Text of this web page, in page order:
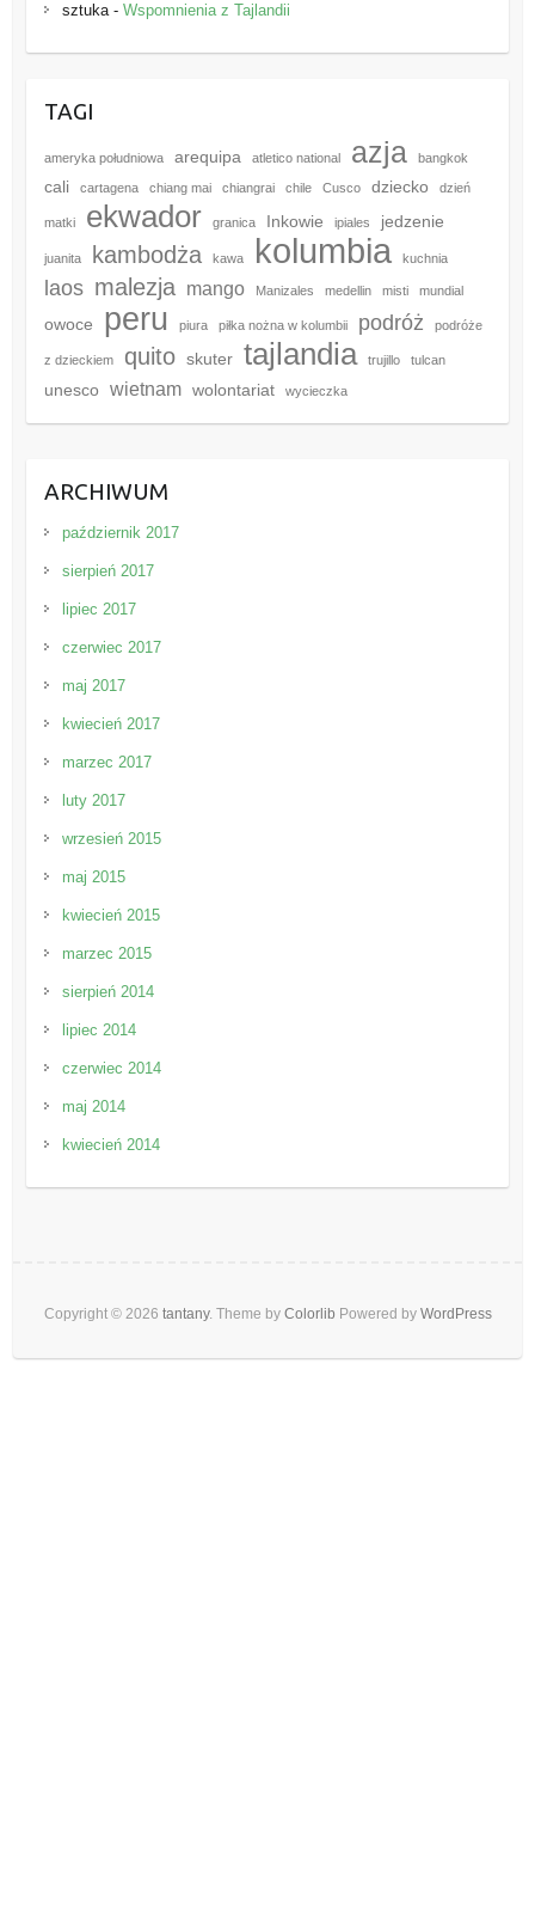
sztuka- Wspomnienia z Tajlandii
TAGI
ameryka południowa arequipa atletico national azja bangkok
cali cartagena chiang mai chiangrai chile Cusco dziecko dzień
matki ekwador granica Inkowie ipiales jedzenie
juanita kambodża kawa kolumbia kuchnia
laos malezja mango Manizales medellin misti mundial
owoce peru piura piłka nożna w kolumbii podróż podróże
z dzieckiem quito skuter tajlandia trujillo tulcan
unesco wietnam wolontariat wycieczka
ARCHIWUM
październik 2017
sierpień 2017
lipiec 2017
czerwiec 2017
maj 2017
kwiecień 2017
marzec 2017
luty 2017
wrzesień 2015
maj 2015
kwiecień 2015
marzec 2015
sierpień 2014
lipiec 2014
czerwiec 2014
maj 2014
kwiecień 2014
Copyright © 2026 tantany. Theme by Colorlib Powered by WordPress